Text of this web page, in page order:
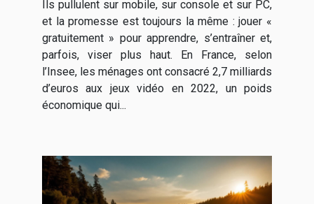
Ils pullulent sur mobile, sur console et sur PC,
et la promesse est toujours la même : jouer «
gratuitement » pour apprendre, s’entraîner et,
parfois, viser plus haut. En France, selon
l’Insee, les ménages ont consacré 2,7 milliards
d’euros aux jeux vidéo en 2022, un poids
économique qui...